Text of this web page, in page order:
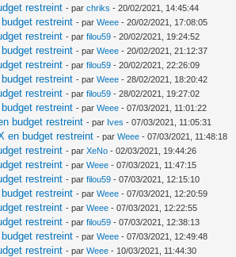
restreint - parchriks - 20/02/2021, 14:45:44
restreint - parWeee - 20/02/2021, 17:08:05
restreint - parfilou59 - 20/02/2021, 19:24:52
restreint - parWeee - 20/02/2021, 21:12:37
restreint - parfilou59 - 20/02/2021, 22:26:09
restreint - parWeee - 28/02/2021, 18:20:42
restreint - parfilou59 - 28/02/2021, 19:27:02
restreint - parWeee - 07/03/2021, 11:01:22
budget restreint - par Ives - 07/03/2021, 11:05:31
en budget restreint - parWeee - 07/03/2021, 11:48:18
restreint - parXeNo - 02/03/2021, 19:44:26
restreint - parWeee - 07/03/2021, 11:47:15
restreint - parfilou59 - 07/03/2021, 12:15:10
restreint - parWeee - 07/03/2021, 12:20:59
restreint - parWeee - 07/03/2021, 12:22:55
restreint - parfilou59 - 07/03/2021, 12:38:13
restreint - parWeee - 07/03/2021, 12:49:48
restreint - parWeee - 10/03/2021, 11:44:30